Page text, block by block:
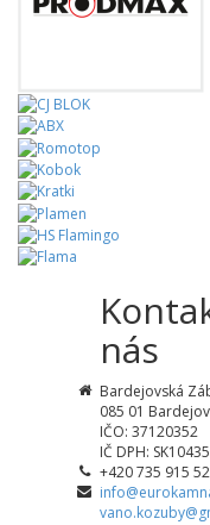
nás
Bardejovská
085 01 Bardejov
IČO: 37120352
IČ DPH:
+420 735 915